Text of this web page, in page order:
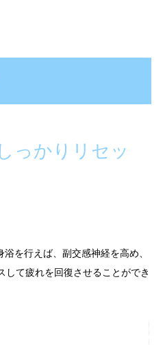
っかりリセッ
を行えば、副交感神経を高め、
して疲れを回復させることができ